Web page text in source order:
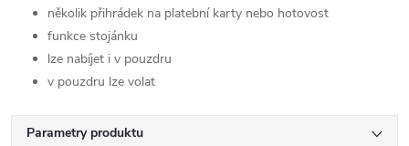
několik přihrádek na platební karty nebo hotovost
funkce stojánku
lze nabíjet i v pouzdru
v pouzdru lze volat
Parametry produktu